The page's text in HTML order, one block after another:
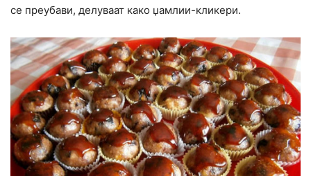
се преубави, делуваат како џамлии-кликери.